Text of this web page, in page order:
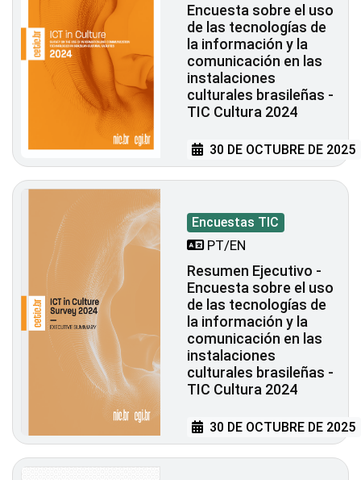
Encuesta sobre el uso
de las tecnologías de
la información y la
comunicación en las
instalaciones
culturales brasileñas -
TIC Cultura 2024
30 DE OCTUBRE DE 2025
Encuestas TIC
PT/EN
Resumen Ejecutivo -
Encuesta sobre el uso
de las tecnologías de
la información y la
comunicación en las
instalaciones
culturales brasileñas -
TIC Cultura 2024
30 DE OCTUBRE DE 2025